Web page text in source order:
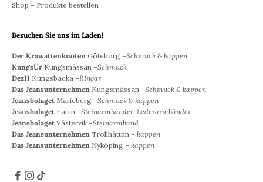
Shop – Produkte bestellen
Besuchen Sie uns im Laden!
Der Krawattenknoten Göteborg –Schmuck & kappen
KungsUr Kungsmässan –Schmuck
DezH Kungsbacka –RIngar
Das Jeansunternehmen Kungsmässan –Schmuck & kappen
Jeansbolaget Marieberg –Schmuck & kappen
Jeansbolaget Falun –Steinarmbänder, Lederarmbänder
Jeansbolaget Västervik –Steinarmband
Das Jeansunternehmen Trollhättan – kappen
Das Jeansunternehmen Nyköping – kappen